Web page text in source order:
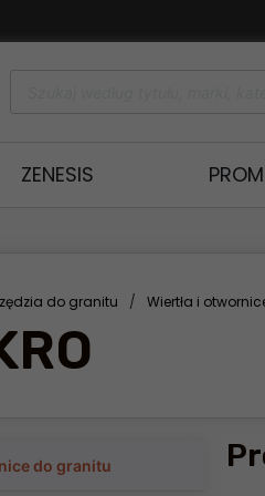
ZENESIS
do granitu / Wiertła i
do granitu